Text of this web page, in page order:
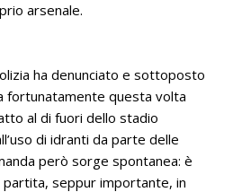
arsenale.
ha denunciato e sottoposto
fortunatamente questa volta
al di fuori dello stadio
di idranti da parte delle
però sorge spontanea: è
seppur importante, in